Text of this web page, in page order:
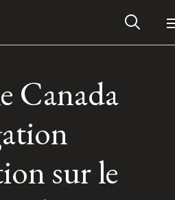
Canada
sur le